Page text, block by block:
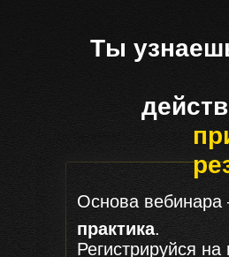
Ты
Основа
практика.
Регистрируйся на